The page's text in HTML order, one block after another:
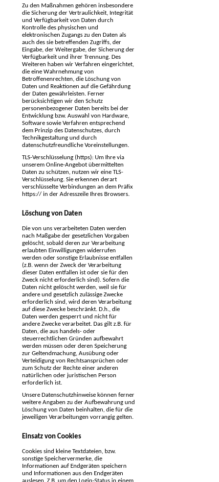
Zu den Maßnahmen gehören insbesondere
die Sicherung der Vertraulichkeit, Integrität
und Verfügbarkeit von Daten durch
Kontrolle des physischen und
elektronischen Zugangs zu den Daten als
auch des sie betreffenden Zugriffs, der
Eingabe, der Weitergabe, der Sicherung der
Verfügbarkeit und ihrer Trennung. Des
Weiteren haben wir Verfahren eingerichtet,
die eine Wahrnehmung von
Betroffenenrechten, die Löschung von
Daten und Reaktionen auf die Gefährdung
der Daten gewährleisten. Ferner
berücksichtigen wir den Schutz
personenbezogener Daten bereits bei der
Entwicklung bzw. Auswahl von Hardware,
Software sowie Verfahren entsprechend
dem Prinzip des Datenschutzes, durch
Technikgestaltung und durch
datenschutzfreundliche Voreinstellungen.
TLS-Verschlüsselung (https): Um Ihre via
unserem Online-Angebot übermittelten
Daten zu schützen, nutzen wir eine TLS-
Verschlüsselung. Sie erkennen derart
verschlüsselte Verbindungen an dem Präfix
https:// in der Adresszeile Ihres Browsers.
Löschung von Daten
Die von uns verarbeiteten Daten werden
nach Maßgabe der gesetzlichen Vorgaben
gelöscht, sobald deren zur Verarbeitung
erlaubten Einwilligungen widerrufen
werden oder sonstige Erlaubnisse entfallen
(z.B. wenn der Zweck der Verarbeitung
dieser Daten entfallen ist oder sie für den
Zweck nicht erforderlich sind). Sofern die
Daten nicht gelöscht werden, weil sie für
andere und gesetzlich zulässige Zwecke
erforderlich sind, wird deren Verarbeitung
auf diese Zwecke beschränkt. D.h., die
Daten werden gesperrt und nicht für
andere Zwecke verarbeitet. Das gilt z.B. für
Daten, die aus handels- oder
steuerrechtlichen Gründen aufbewahrt
werden müssen oder deren Speicherung
zur Geltendmachung, Ausübung oder
Verteidigung von Rechtsansprüchen oder
zum Schutz der Rechte einer anderen
natürlichen oder juristischen Person
erforderlich ist.
Unsere Datenschutzhinweise können ferner
weitere Angaben zu der Aufbewahrung und
Löschung von Daten beinhalten, die für die
jeweiligen Verarbeitungen vorrangig gelten.
Einsatz von Cookies
Cookies sind kleine Textdateien, bzw.
sonstige Speichervermerke, die
Informationen auf Endgeräten speichern
und Informationen aus den Endgeräten